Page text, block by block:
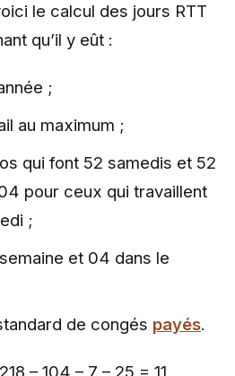
le calcul des jours RTT
qu’il y eût :
;
au maximum ;
qui font 52 samedis et 52
pour ceux qui travaillent
;
et 04 dans le
de congés payés.
– 104 – 7 – 25 = 11